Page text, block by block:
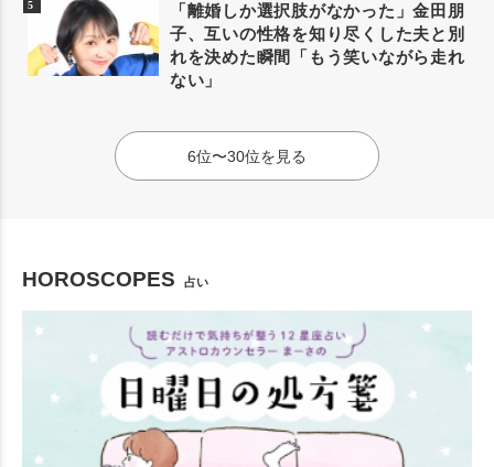
「離婚しか選択肢がなかった」金田朋
子、互いの性格を知り尽くした夫と別
れを決めた瞬間「もう笑いながら走れ
ない」
6位〜30位を見る
HOROSCOPES 占い